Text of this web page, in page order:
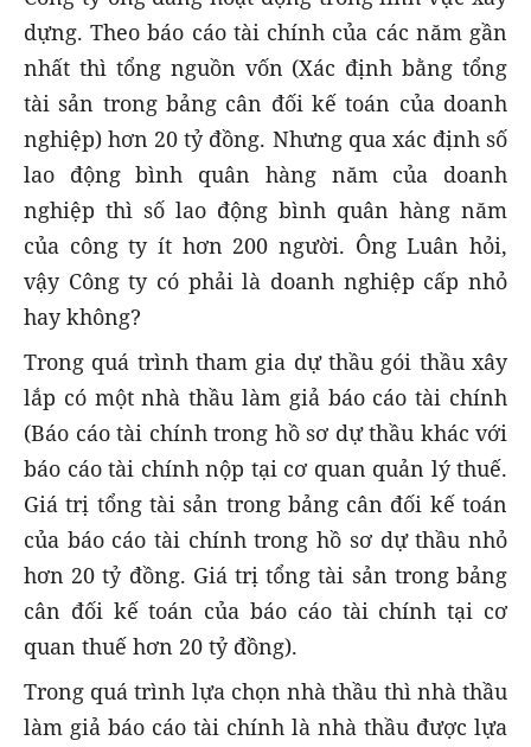
dựng. Theo báo cáo tài chính của các năm gần
nhất thì tổng nguồn vốn (Xác định bằng tổng
tài sản trong bảng cân đối kế toán của doanh
nghiệp) hơn 20 tỷ đồng. Nhưng qua xác định số
lao động bình quân hàng năm của doanh
nghiệp thì số lao động bình quân hàng năm
của công ty ít hơn 200 người. Ông Luân hỏi,
vậy Công ty có phải là doanh nghiệp cấp nhỏ
hay không?
Trong quá trình tham gia dự thầu gói thầu xây
lắp có một nhà thầu làm giả báo cáo tài chính
(Báo cáo tài chính trong hồ sơ dự thầu khác với
báo cáo tài chính nộp tại cơ quan quản lý thuế.
Giá trị tổng tài sản trong bảng cân đối kế toán
của báo cáo tài chính trong hồ sơ dự thầu nhỏ
hơn 20 tỷ đồng. Giá trị tổng tài sản trong bảng
cân đối kế toán của báo cáo tài chính tại cơ
quan thuế hơn 20 tỷ đồng).
Trong quá trình lựa chọn nhà thầu thì nhà thầu
làm giả báo cáo tài chính là nhà thầu được lựa